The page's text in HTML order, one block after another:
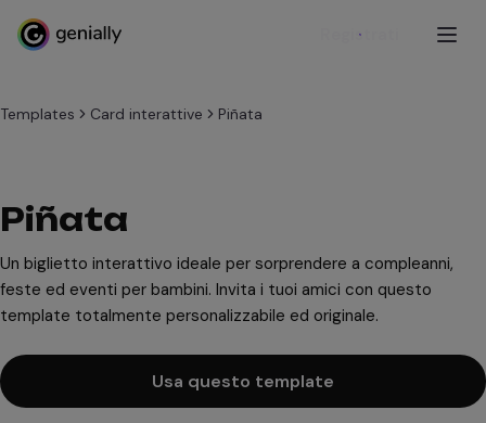
Registrati
Templates Card interattive Piñata
Piñata
Un biglietto interattivo ideale per sorprendere a compleanni,
feste ed eventi per bambini. Invita i tuoi amici con questo
template totalmente personalizzabile ed originale.
Usa questo template